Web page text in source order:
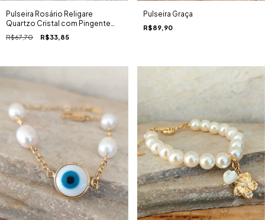
Pulseira Rosário Religare
Quartzo Cristal com Pingente
Nossa Senhora e Tassel Ródio
Branco
R$67,70 R$33,85
Pulseira Graça
R$89,90